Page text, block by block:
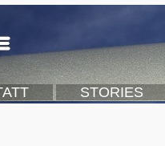
STORIES